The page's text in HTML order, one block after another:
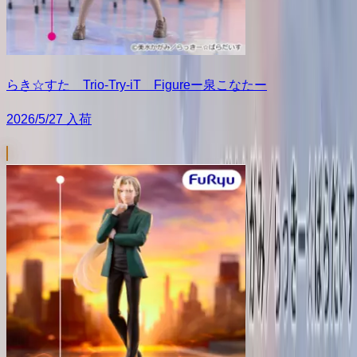
らき☆すた Trio-Try-iT Figureー泉こなたー
2026/5/27 入荷